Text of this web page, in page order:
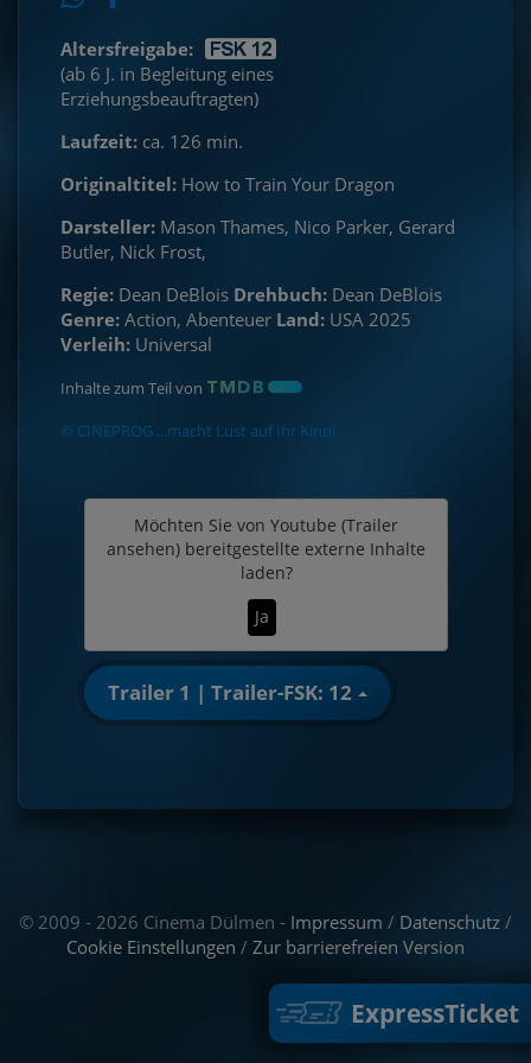
ExpressTicket
Altersfreigabe:
(ab 6 J. in Begleitung eines
Erziehungsbeauftragten)
Laufzeit: ca. 126 min.
Originaltitel: How to Train Your Dragon
Darsteller: Mason Thames, Nico Parker, Gerard
Butler, Nick Frost,
Regie: Dean DeBlois Drehbuch: Dean DeBlois
Genre: Action, Abenteuer Land: USA 2025
Verleih: Universal
Inhalte zum Teil von
© CINEPROG ...macht Lust auf Ihr Kino!
Möchten Sie von Youtube (Trailer
ansehen) bereitgestellte externe Inhalte
laden?
Ja
Trailer 1 | Trailer-FSK: 12
© 2009 - 2026 Cinema Dülmen - Impressum / Datenschutz /
Cookie Einstellungen / Zur barrierefreien Version